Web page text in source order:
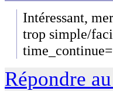
Intéressant,
trop simple/
Répondre